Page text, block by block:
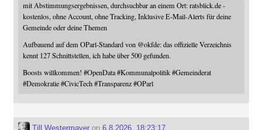
mit Abstimmungsergebnissen, durchsuchbar an einem Ort: ratsblick.de -
kostenlos, ohne Account, ohne Tracking, Inklusive E-Mail-Alerts für deine
Gemeinde oder deine Themen
Aufbauend auf dem OParl-Standard von @okfde: das offizielle Verzeichnis
kennt 127 Schnittstellen, ich habe über 500 gefunden.
Boosts willkommen! #OpenData #Kommunalpolitik #Gemeinderat
#Demokratie #CivicTech #Transparenz #OParl
Till Westermayeron 6.8.2026, 18:23:17